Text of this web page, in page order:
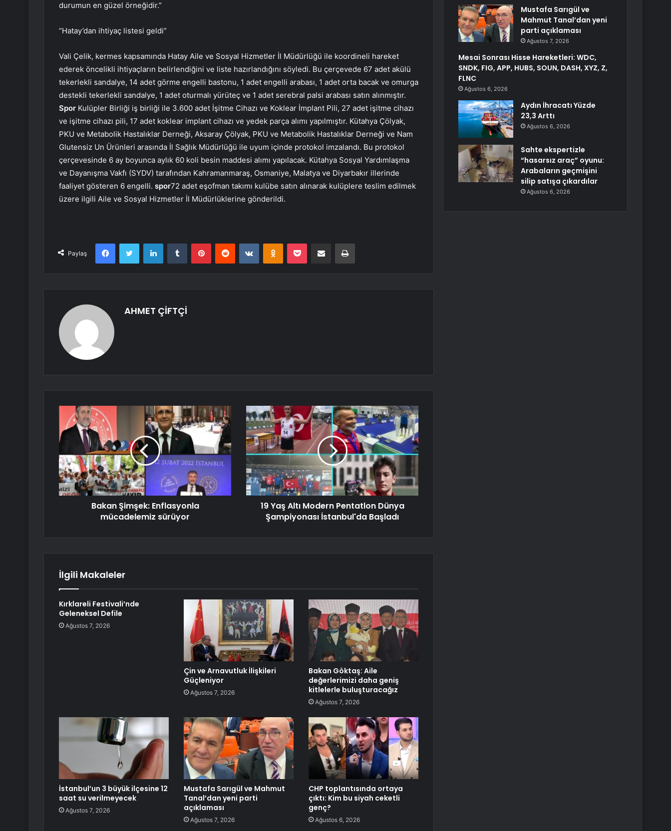
durumun en güzel örneğidir.”
“Hatay’dan ihtiyaç listesi geldi”
Vali Çelik, kermes kapsamında Hatay Aile ve Sosyal Hizmetler İl Müdürlüğü ile koordineli hareket
ederek öncelikli ihtiyaçların belirlendiğini ve liste hazırlandığını söyledi. Bu çerçevede 67 adet akülü
tekerlekli sandalye, 14 adet görme engelli bastonu, 1 adet engelli arabası, 1 adet orta bacak ve omurga
destekli tekerlekli sandalye, 1 adet oturmalı yürüteç ve 1 adet serebral palsi arabası satın alınmıştır.
Spor Kulüpler Birliği iş birliği ile 3.600 adet İşitme Cihazı ve Koklear İmplant Pili, 27 adet işitme cihazı
ve işitme cihazı pili, 17 adet koklear implant cihazı ve yedek parça alımı yapılmıştır. Kütahya Çölyak,
PKU ve Metabolik Hastalıklar Derneği, Aksaray Çölyak, PKU ve Metabolik Hastalıklar Derneği ve Nam
Glutensiz Un Ürünleri arasında İl Sağlık Müdürlüğü ile uyum içinde protokol imzalandı. Bu protokol
çerçevesinde 6 ay boyunca aylık 60 koli besin maddesi alımı yapılacak. Kütahya Sosyal Yardımlaşma
ve Dayanışma Vakfı (SYDV) tarafından Kahramanmaraş, Osmaniye, Malatya ve Diyarbakır illerinde
faaliyet gösteren 6 engelli. spor72 adet eşofman takımı kulübe satın alınarak kulüplere teslim edilmek
üzere ilgili Aile ve Sosyal Hizmetler İl Müdürlüklerine gönderildi.
Paylaş
FacebookTwitter LinkedInTumblr PinterestReddit VKontakteOdnoklassniki
Pocket E-Posta ile paylaş Yazdır
AHMET ÇİFTÇİ
Bakan Şimşek: Enflasyonla
mücadelemiz sürüyor
19 Yaş Altı Modern Pentatlon Dünya
Şampiyonası İstanbul'da Başladı
İlgili Makaleler
Kırklareli Festivali’nde
Geleneksel Defile
Ağustos 7, 2026
Çin ve Arnavutluk İlişkileri
Güçleniyor
Ağustos 7, 2026
Bakan Göktaş: Aile
değerlerimizi daha geniş
kitlelerle buluşturacağız
Ağustos 7, 2026
İstanbul’un 3 büyük ilçesine 12
saat su verilmeyecek
Ağustos 7, 2026
Mustafa Sarıgül ve Mahmut
Tanal’dan yeni parti
açıklaması
Ağustos 7, 2026
CHP toplantısında ortaya
çıktı: Kim bu siyah ceketli
genç?
Ağustos 6, 2026
Mustafa Sarıgül ve
Mahmut Tanal’dan yeni
parti açıklaması
Ağustos 7, 2026
Mesai Sonrası Hisse Hareketleri: WDC,
SNDK, FIG, APP, HUBS, SOUN, DASH, XYZ, Z,
FLNC
Ağustos 6, 2026
Aydın İhracatı Yüzde
23,3 Arttı
Ağustos 6, 2026
Sahte ekspertizle
“hasarsız araç” oyunu:
Arabaların geçmişini
silip satışa çıkardılar
Ağustos 6, 2026